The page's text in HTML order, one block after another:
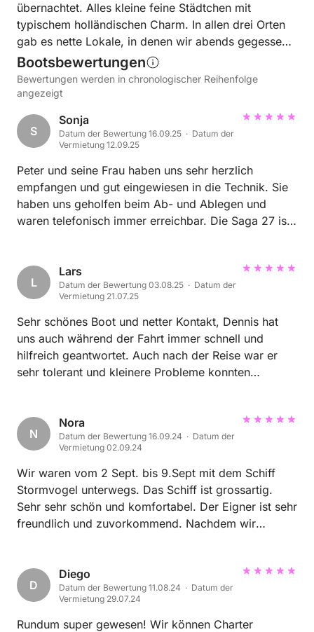
übernachtet. Alles kleine feine Städtchen mit
typischem holländischen Charm. In allen drei Orten
gab es nette Lokale, in denen wir abends gegessen
hatten. Sympathische und freundliche Bedienungen.
Das Essen war insgesamt etwas teuer, aber was ist
in den letzten Jahren schon billiger geworden. Es
Bootsbewertungen
Bewertungen werden in chronologischer Reihenfolge
angezeigt
S
Sonja
Datum der Bewertung 16.09.25 · Datum der
Vermietung 12.09.25
Peter und seine Frau haben uns sehr herzlich
empfangen und gut eingewiesen in die Technik. Sie
haben uns geholfen beim Ab- und Ablegen und
waren telefonisch immer erreichbar. Die Saga 27 ist
steuern. Vielen lieben Dank für 4 wunderbare Tage.
L
Lars
Datum der Bewertung 03.08.25 · Datum der
Vermietung 21.07.25
Sehr schönes Boot und netter Kontakt, Dennis hat
uns auch während der Fahrt immer schnell und
hilfreich geantwortet. Auch nach der Reise war er
sehr tolerant und kleinere Probleme konnten
N
Nora
Datum der Bewertung 16.09.24 · Datum der
Vermietung 02.09.24
Wir waren vom 2 Sept. bis 9.Sept mit dem Schiff
Stormvogel unterwegs. Das Schiff ist grossartig.
Sehr sehr schön und komfortabel. Der Eigner ist sehr
freundlich und zuvorkommend. Nachdem wir
Mechaniker in den nächsten Hafen zu schiken. Da
wir das Abenteuer aber gerne annahmen sprangen
wir lieber ins Wasser. das immerhin 21 grad
hatte,und das im Sept. super. Es gab ja in jedem
D
Diego
Datum der Bewertung 11.08.24 · Datum der
Vermietung 29.07.24
Rundum super gewesen! Wir können Charter